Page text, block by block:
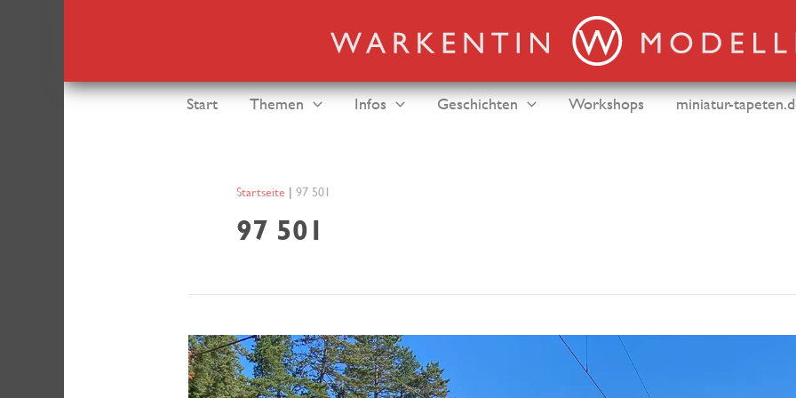
Start Themen Infos Geschichten Workshops miniatur-
Startseite 97 501
97 501